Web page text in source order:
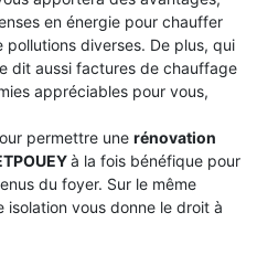
en énergie pour chauffer
diverses. De plus, qui
dit aussi factures de chauffage
appréciables pour vous,
permettre une rénovation
à la fois bénéfique pour
du foyer. Sur le même
isolation vous donne le droit à